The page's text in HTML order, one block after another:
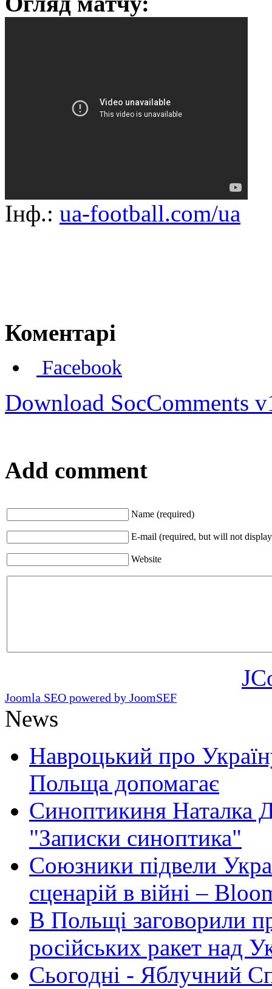
Інф.: ua-football.com/ua
Коментарі
Facebook
Download SocComments
Add comment
Name (required)
E-mail (required, but will not
Website
Joomla SEO powered by JoomSEF
News
Навроцький про
Польща допомагає
Синоптикиня Наталка
"Записки синоптика"
Союзники підвели
сценарій в війні –
В Польщі заговорили
російських ракет над
Сьогодні - Яблучний